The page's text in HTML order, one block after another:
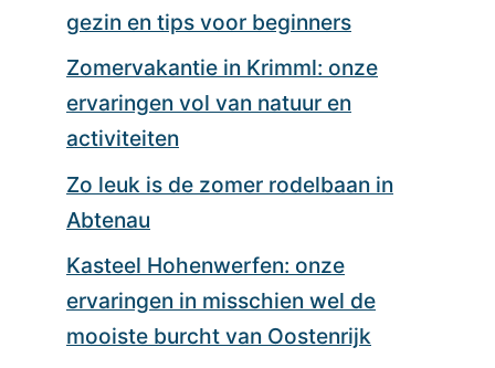
gezin en tips voor beginners
Zomervakantie in Krimml: onze
ervaringen vol van natuur en
activiteiten
Zo leuk is de zomer rodelbaan in
Abtenau
Kasteel Hohenwerfen: onze
ervaringen in misschien wel de
mooiste burcht van Oostenrijk